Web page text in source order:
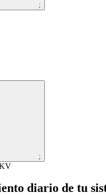
;
;
diario de tu